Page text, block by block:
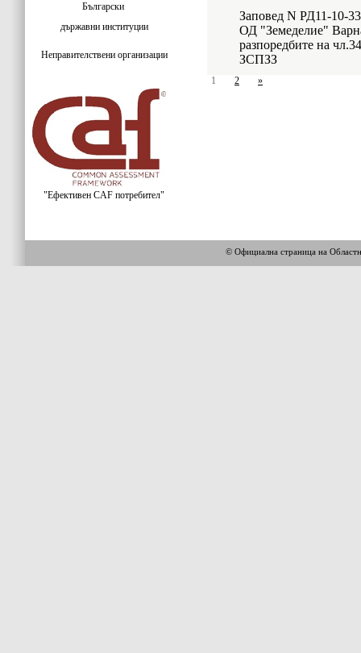
Български
държавни институции
Неправителствени организации
"Ефективен CAF потребител"
Заповед N РД11-10-
ОД "Земеделие"
разпоредбите на
ЗСПЗЗ
1 2 »
© Официална страница на